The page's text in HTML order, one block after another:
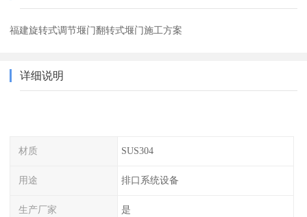
福建旋转式调节堰门翻转式堰门施工方案
详细说明
材质 SUS304
用途 排口系统设备
生产厂家 是